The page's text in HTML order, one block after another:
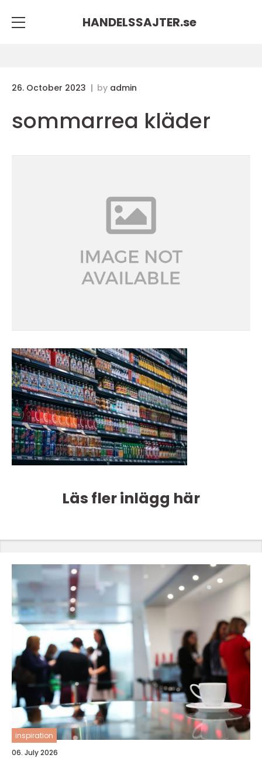
HANDELSSAJTER.se
26. October 2023 by admin
sommarrea kläder
Läs fler inlägg här
inspiration
06. July 2026